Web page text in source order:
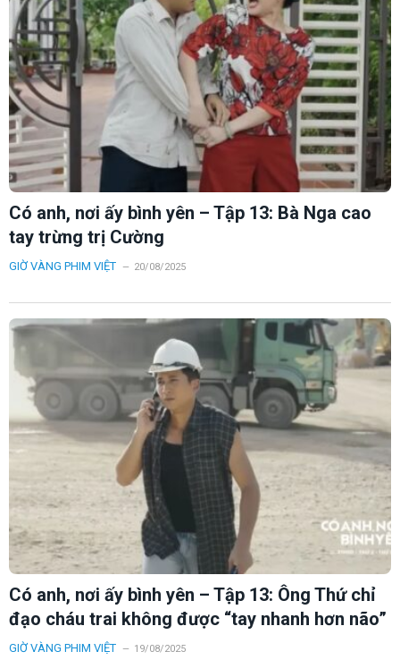
Có anh, nơi ấy bình yên – Tập 13: Bà Nga cao
tay trừng trị Cường
GIỜ VÀNG PHIM VIỆT 20/08/2025
Có anh, nơi ấy bình yên – Tập 13: Ông Thứ chỉ
đạo cháu trai không được “tay nhanh hơn não”
GIỜ VÀNG PHIM VIỆT 19/08/2025